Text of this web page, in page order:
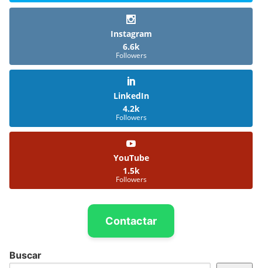
Instagram
6.6k
Followers
LinkedIn
4.2k
Followers
YouTube
1.5k
Followers
Contactar
Buscar